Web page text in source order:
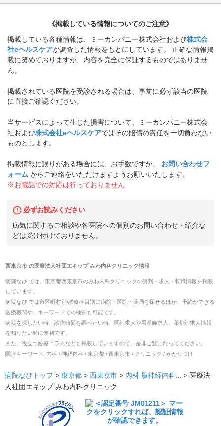
《掲載している情報についてのご注意》
掲載している各種情報は、ミーカンパニー株式会社および株式会
社eヘルスケアが調査した情報をもとにしています。 正確な情報掲
載に努めておりますが、内容を完全に保証するものではありませ
ん。
掲載されている医院を受診される場合は、事前に必ず該当の医院
に直接ご確認ください。
当サービスによって生じた損害について、ミーカンパニー株式会
社および株式会社eヘルスケアではその賠償の責任を一切負わない
ものとします。
掲載情報に誤りがある場合には、お手数ですが、
お問い合わせフ
ォーム からご連絡をいただけますようお願いいたします。
※お電話での対応は行っておりません
必ずお読みください
病気に関するご相談や各医院への個別のお問い合わせ・紹介な
どは受け付けておりません。
西東京市の医療法人社団エキップ みわ内科クリニック情報
病院なび では、 東京都西東京市のみわ内科クリニックの評判・求人・転職情報を掲載
しています。
病院なび では市区町村別/診療科目別に病院・医院・薬局を探せるほか、予約ができる
医療機関や、キーワードでの検索も可能です。
病院を探したい時、診療時間を調べたい時、医師求人や看護師求人、薬剤師求人情報
を知りたい時に便利です。
また、役立つ医療コラムなども掲載していますので、是非ご覧になってください。
関連キーワード: 内科 / 神経内科 / 東京都 / 西東京市 / クリニック / かかりつけ
病院なびトップ > 東京都 > 西東京市 > 内科 脳神経内科... > 医療法
人社団エキップ みわ内科クリニック